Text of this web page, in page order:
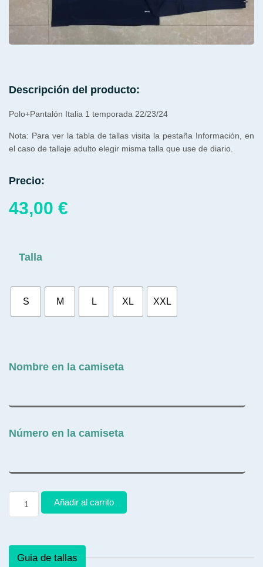
Descripción del producto:
Polo+Pantalón Italia 1 temporada 22/23/24
Nota: Para ver la tabla de tallas visita la pestaña Información, en
el caso de tallaje adulto elegir misma talla que use de diario.
Precio:
43,00 €
Talla
S M L XL XXL
Nombre en la camiseta
Número en la camiseta
Añadir al carrito
Guia de tallas